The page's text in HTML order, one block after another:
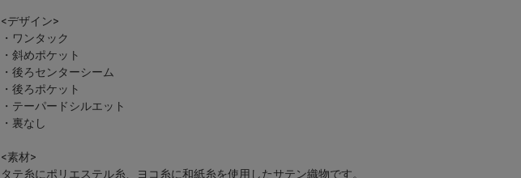
<デザイン>
・ワンタック
・斜めポケット
・後ろセンターシーム
・後ろポケット
・テーパードシルエット
・裏なし
<素材>
タテ糸にポリエステル糸、ヨコ糸に和紙糸を使用したサテン織物です。